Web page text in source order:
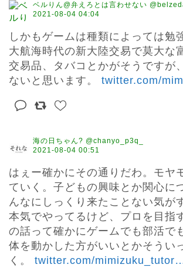
ベルりん@弁えろとは言わせない
2021-08-04 04:04
しかもゲームは種類によっては勉
大航海時代の新大陸交易で莫大な
交易品、タバコとかがそうですが
ないと思います。 twitter.com/
海の日ちゃん? @chanyo_p3q_
2021-08-04 00:51
はぇー確かにその通りだわ。モヤ
ていく。子どもの興味とか関心に
んなにしっくり来たことない気が
本気でやってるけど、プロを目指
の話って確かにゲームでも部活で
体を動かした方がいいとかそうい
く。 twitter.com/mimizuku_tutor